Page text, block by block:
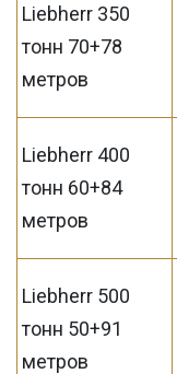
Liebherr 350
тонн 70+78
метров
Liebherr 400
тонн 60+84
метров
Liebherr 500
тонн 50+91
метров